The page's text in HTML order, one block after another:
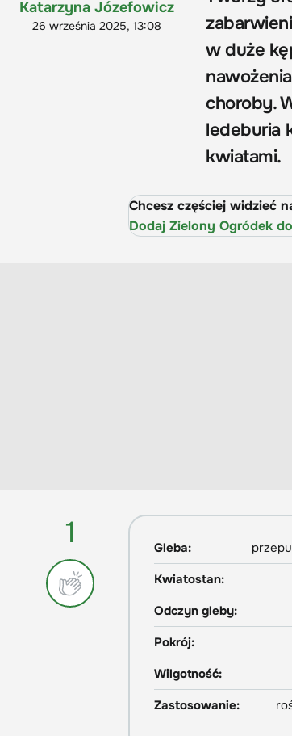
Katarzyna Józefowicz
26 września 2025, 13:08
w duże
choroby.
ledeburia
kwiatami.
Chcesz częściej widzieć
Dodaj Zielony Ogródek
1 Gleba:
Kwiatostan:
Odczyn gleby:
Pokrój:
Wilgotność:
Zastosowanie: